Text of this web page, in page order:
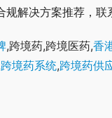
规解决方案推荐，
,跨境药,跨境医药,香
跨境药系统,跨境药供